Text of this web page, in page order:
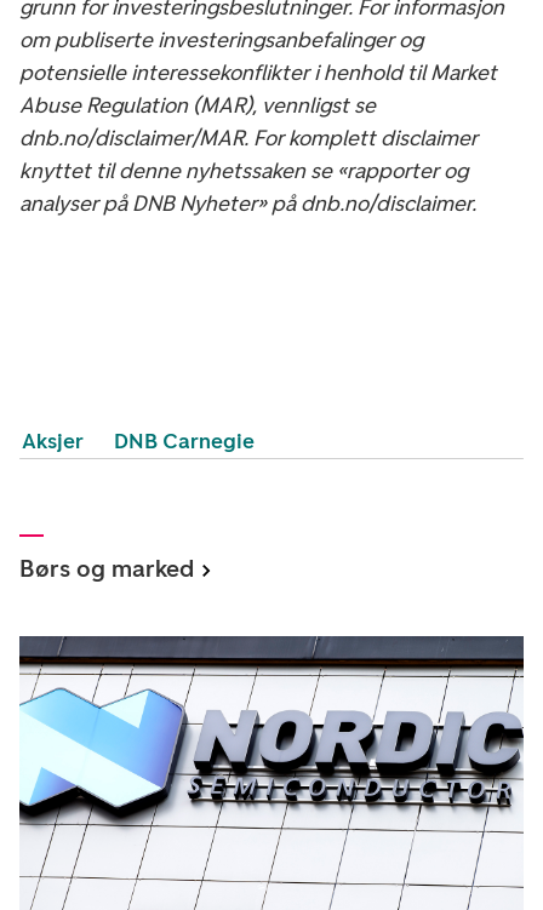
grunn for investeringsbeslutninger. For informasjon
om publiserte investeringsanbefalinger og
potensielle interessekonflikter i henhold til Market
Abuse Regulation (MAR), vennligst se
dnb.no/disclaimer/MAR. For komplett disclaimer
knyttet til denne nyhetssaken se «rapporter og
analyser på DNB Nyheter» på dnb.no/disclaimer.
Aksjer DNB Carnegie
Børs og marked